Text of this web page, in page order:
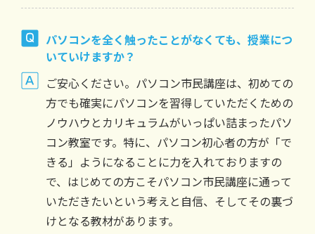
パソコンを全く触ったことがなくても、授業につ
いていけますか？
ご安心ください。パソコン市民講座は、初めての
方でも確実にパソコンを習得していただくための
ノウハウとカリキュラムがいっぱい詰まったパソ
コン教室です。特に、パソコン初心者の方が「で
きる」ようになることに力を入れておりますの
で、はじめての方こそパソコン市民講座に通って
いただきたいという考えと自信、そしてその裏づ
けとなる教材があります。